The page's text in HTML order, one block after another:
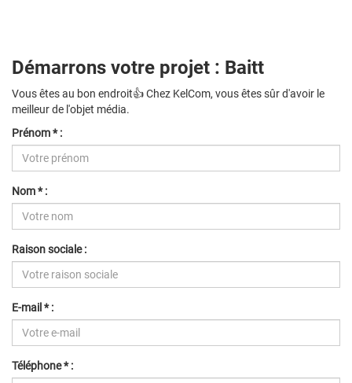
Démarrons votre projet : Baitt
Vous êtes au bon endroit👍 Chez KelCom, vous êtes sûr d'avoir le
meilleur de l'objet média.
Prénom * :
Nom * :
Raison sociale :
E-mail * :
Téléphone * :